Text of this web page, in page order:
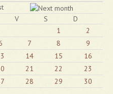
V S
D
1
2
7 8
9
14 15
16
21 22
23
28 29
30